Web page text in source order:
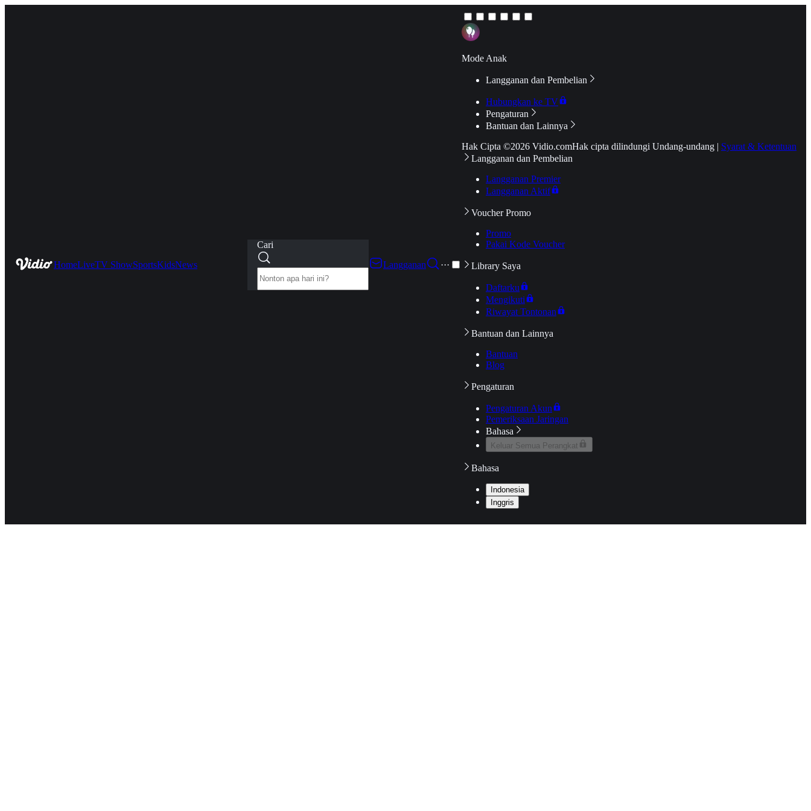
HomeLiveTV ShowSportsKidsNews
Cari
Langganan
···
Mode Anak
Langganan dan Pembelian
Hubungkan ke TV
Pengaturan
Bantuan dan Lainnya
Hak Cipta ©2026 Vidio.comHak cipta dilindungi Undang-undang | Syarat & Ketentuan
Langganan dan Pembelian
Langganan Premier
Langganan Aktif
Voucher Promo
Promo
Pakai Kode Voucher
Library Saya
Daftarku
Mengikuti
Riwayat Tontonan
Bantuan dan Lainnya
Bantuan
Blog
Pengaturan
Pengaturan Akun
Pemeriksaan Jaringan
Bahasa
Keluar Semua Perangkat
Bahasa
Indonesia
Inggris